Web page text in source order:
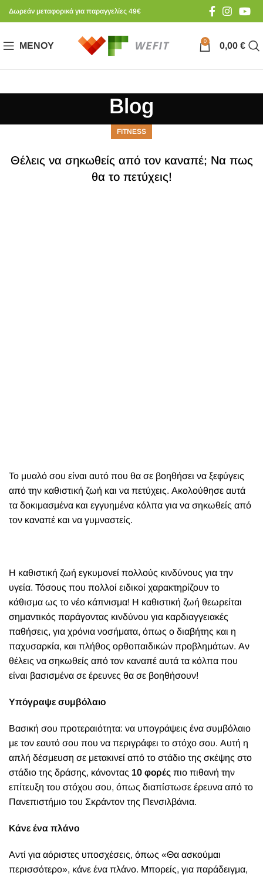
Δωρεάν μεταφορικά για παραγγελίες 49€
ΜΕΝΟΎ 0 0,00 €
Blog
FITNESS
Θέλεις να σηκωθείς από τον καναπέ; Να πως
θα το πετύχεις!
Το μυαλό σου είναι αυτό που θα σε βοηθήσει να ξεφύγεις
από την καθιστική ζωή και να πετύχεις. Ακολούθησε αυτά
τα δοκιμασμένα και εγγυημένα κόλπα για να σηκωθείς από
τον καναπέ και να γυμναστείς.
Η καθιστική ζωή εγκυμονεί πολλούς κινδύνους για την
υγεία. Τόσους που πολλοί ειδικοί χαρακτηρίζουν το
κάθισμα ως το νέο κάπνισμα! Η καθιστική ζωή θεωρείται
σημαντικός παράγοντας κινδύνου για καρδιαγγειακές
παθήσεις, για χρόνια νοσήματα, όπως ο διαβήτης και η
παχυσαρκία, και πλήθος ορθοπαιδικών προβλημάτων. Αν
θέλεις να σηκωθείς από τον καναπέ αυτά τα κόλπα που
είναι βασισμένα σε έρευνες θα σε βοηθήσουν!
Υπόγραψε συμβόλαιο
Βασική σου προτεραιότητα: να υπογράψεις ένα συμβόλαιο
με τον εαυτό σου που να περιγράφει το στόχο σου. Αυτή η
απλή δέσμευση σε μετακινεί από το στάδιο της σκέψης στο
στάδιο της δράσης, κάνοντας 10 φορές πιο πιθανή την
επίτευξη του στόχου σου, όπως διαπίστωσε έρευνα από το
Πανεπιστήμιο του Σκράντον της Πενσιλβάνια.
Κάνε ένα πλάνο
Αντί για αόριστες υποσχέσεις, όπως «Θα ασκούμαι
περισσότερο», κάνε ένα πλάνο. Μπορείς, για παράδειγμα,